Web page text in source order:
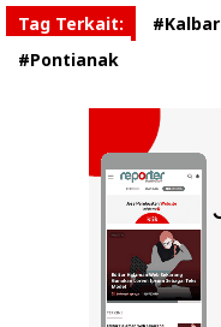
Tag Terkait: #Kalbar
#Pontianak